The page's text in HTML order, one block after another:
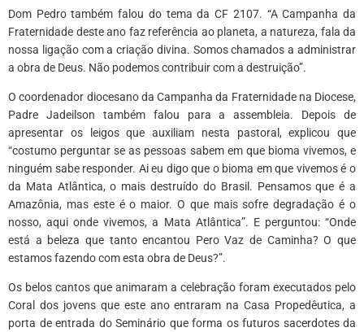
Dom Pedro também falou do tema da CF 2107. “A Campanha da
Fraternidade deste ano faz referência ao planeta, a natureza, fala da
nossa ligação com a criação divina. Somos chamados a administrar
a obra de Deus. Não podemos contribuir com a destruição”.
O coordenador diocesano da Campanha da Fraternidade na Diocese,
Padre Jadeilson também falou para a assembleia. Depois de
apresentar os leigos que auxiliam nesta pastoral, explicou que
“costumo perguntar se as pessoas sabem em que bioma vivemos, e
ninguém sabe responder. Ai eu digo que o bioma em que vivemos é o
da Mata Atlântica, o mais destruído do Brasil. Pensamos que é a
Amazônia, mas este é o maior. O que mais sofre degradação é o
nosso, aqui onde vivemos, a Mata Atlântica”. E perguntou: “Onde
está a beleza que tanto encantou Pero Vaz de Caminha? O que
estamos fazendo com esta obra de Deus?”.
Os belos cantos que animaram a celebração foram executados pelo
Coral dos jovens que este ano entraram na Casa Propedêutica, a
porta de entrada do Seminário que forma os futuros sacerdotes da